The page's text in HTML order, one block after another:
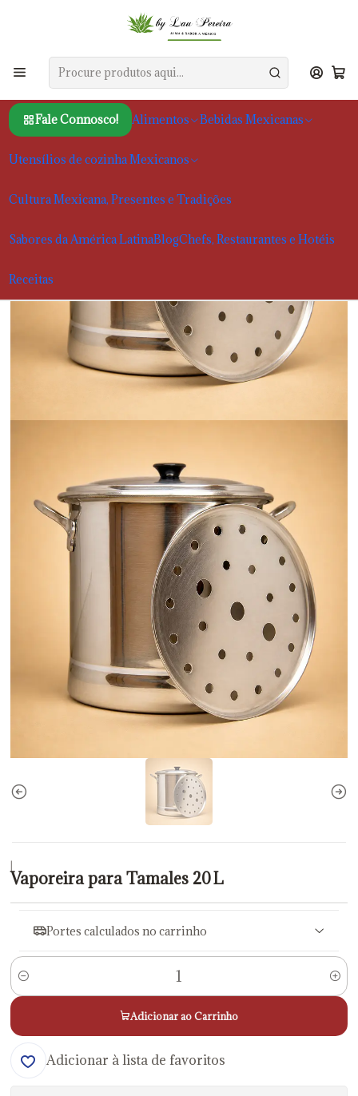
Fale Connosco! Alimentos Bebidas Mexicanas
Utensílios de cozinha Mexicanos
Cultura Mexicana, Presentes e Tradições
Sabores da América LatinaBlogChefs, Restaurantes e Hotéis
Receitas
Utensílios de cozinha Mexicanos
Utensílios de cozinha e outros produtos
Vaporeira para Tamales 20 L
|
Vaporeira para Tamales 20 L
Portes calculados no carrinho
Quantidade
Adicionar ao Carrinho
Adicionar à lista de favoritos